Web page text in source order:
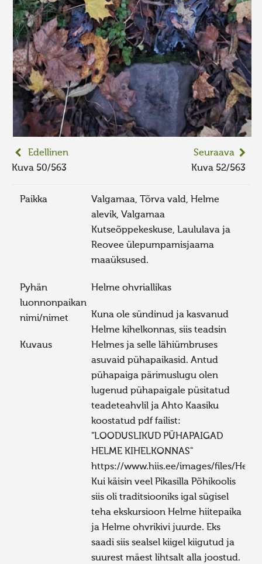
Edellinen
Kuva 50/563
Seuraava
Kuva 52/563
Paikka
Valgamaa, Tõrva vald, Helme
alevik, Valgamaa
Kutseõppekeskuse, Laululava ja
Reovee ülepumpamisjaama
maaüksused.
Pyhän
luonnonpaikan
nimi/nimet
Helme ohvriallikas
Kuvaus
Kuna ole sündinud ja kasvanud
Helme kihelkonnas, siis teadsin
Helmes ja selle lähiümbruses
asuvaid pühapaikasid. Antud
pühapaiga pärimuslugu olen
lugenud pühapaigale püsitatud
teadeteahvlil ja Ahto Kaasiku
koostatud pdf failist:
"LOODUSLIKUD PÜHAPAIGAD
HELME KIHELKONNAS"
https://www.hiis.ee/images/files/
Kui käisin veel Pikasilla Põhikoolis
siis oli traditsiooniks igal sügisel
teha ekskursioon Helme hiitepaika
ja Helme ohvrikivi juurde. Eks
saadi siis sealsel kiigel kiigutud ja
suurest mäest lihtsalt alla joostud.